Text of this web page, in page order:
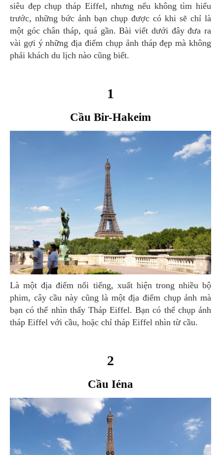
siêu đẹp chụp tháp Eiffel, nhưng nếu không tìm hiểu
trước, những bức ảnh bạn chụp được có khi sẽ chỉ là
một góc chân tháp, quá gần. Bài viết dưới đây đưa ra
vài gợi ý những địa điểm chụp ảnh tháp đẹp mà không
phải khách du lịch nào cũng biết.
1
Cầu Bir-Hakeim
Là một địa điểm nổi tiếng, xuất hiện trong nhiều bộ
phim, cây cầu này cũng là một địa điểm chụp ảnh mà
bạn có thể nhìn thấy Tháp Eiffel. Bạn có thể chụp ảnh
tháp Eiffel với cầu, hoặc chỉ tháp Eiffel nhìn từ cầu.
2
Cầu Iéna